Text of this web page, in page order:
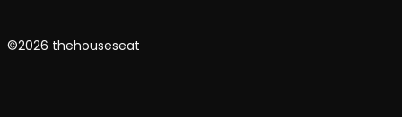
©2026 thehouseseat